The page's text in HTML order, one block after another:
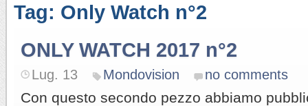
Tag: Only Watch n°2
ONLY WATCH 2017 n°2
Lug. 13 Mondovision no comments
Con questo secondo pezzo abbiamo